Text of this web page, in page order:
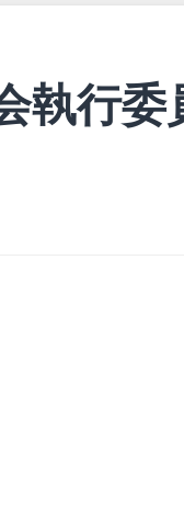
執行委